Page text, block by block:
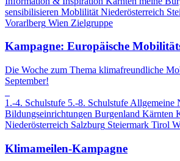
sensibilisieren Moblilität Niederösterreich
Vorarlberg Wien Zielgruppe
Kampagne: Europäische
Die Woche zum Thema klimafreundliche
September!
1.-4. Schulstufe 5.-8. Schulstufe Allgemeine
Bildungseinrichtungen Burgenland Kärnten
Niederösterreich Salzburg Steiermark Tirol
Klimameilen-Kampagne